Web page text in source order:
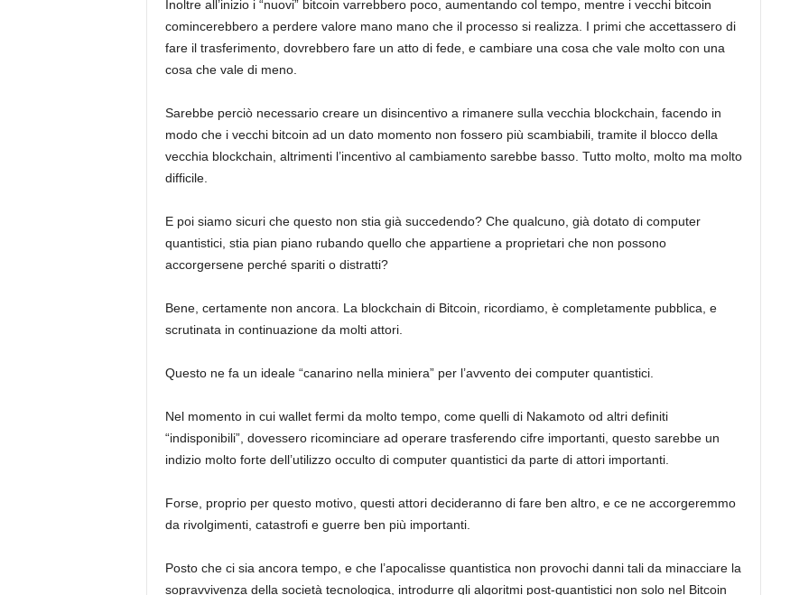
Inoltre all’inizio i “nuovi” bitcoin varrebbero poco, aumentando col tempo, mentre i vecchi bitcoin
comincerebbero a perdere valore mano mano che il processo si realizza. I primi che accettassero di
fare il trasferimento, dovrebbero fare un atto di fede, e cambiare una cosa che vale molto con una
cosa che vale di meno.
Sarebbe perciò necessario creare un disincentivo a rimanere sulla vecchia blockchain, facendo in
modo che i vecchi bitcoin ad un dato momento non fossero più scambiabili, tramite il blocco della
vecchia blockchain, altrimenti l’incentivo al cambiamento sarebbe basso. Tutto molto, molto ma molto
difficile.
E poi siamo sicuri che questo non stia già succedendo? Che qualcuno, già dotato di computer
quantistici, stia pian piano rubando quello che appartiene a proprietari che non possono
accorgersene perché spariti o distratti?
Bene, certamente non ancora. La blockchain di Bitcoin, ricordiamo, è completamente pubblica, e
scrutinata in continuazione da molti attori.
Questo ne fa un ideale “canarino nella miniera” per l’avvento dei computer quantistici.
Nel momento in cui wallet fermi da molto tempo, come quelli di Nakamoto od altri definiti
“indisponibili”, dovessero ricominciare ad operare trasferendo cifre importanti, questo sarebbe un
indizio molto forte dell’utilizzo occulto di computer quantistici da parte di attori importanti.
Forse, proprio per questo motivo, questi attori decideranno di fare ben altro, e ce ne accorgeremmo
da rivolgimenti, catastrofi e guerre ben più importanti.
Posto che ci sia ancora tempo, e che l’apocalisse quantistica non provochi danni tali da minacciare la
sopravvivenza della società tecnologica, introdurre gli algoritmi post-quantistici non solo nel Bitcoin